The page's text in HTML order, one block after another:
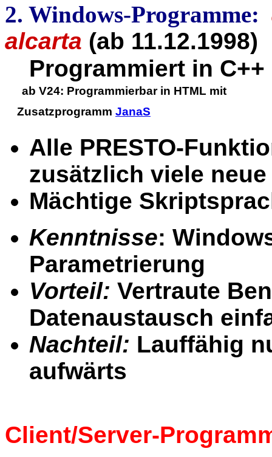
2. Windows-Programme:
alcarta (ab 11.12.1998)
Programmiert in
ab V24: Programmierbar in HTML mit
Zusatzprogramm JanaS
Alle PRESTO-
zusätzlich viele neue
Mächtige
Kenntnisse:
Parametrierung
Vorteil: Vertraute
Datenaustausch
Nachteil: Lauffähig
aufwärts
Client/Server-